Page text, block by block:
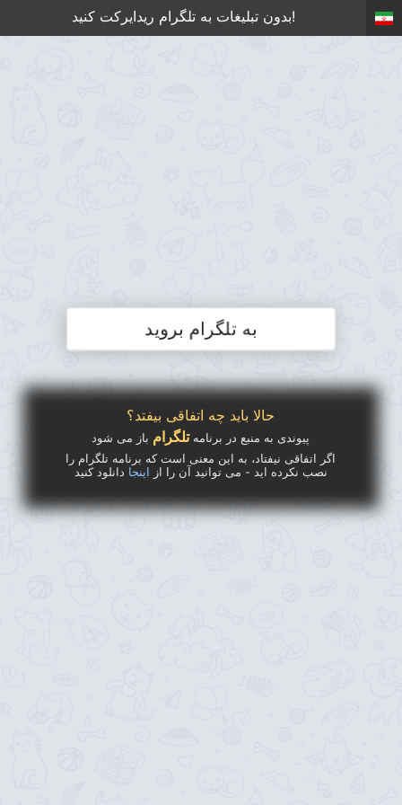
بدون تبلیغات به تلگرام ریدایرکت کنید!
به تلگرام بروید
حالا باید چه اتفاقی بیفتد؟
پیوندی به منبع در برنامهتلگرام باز می شود
اگر اتفاقی نیفتاد، به این معنی است که برنامه تلگرام را
نصب نکرده اید - می توانید آن را از اینجا دانلود کنید